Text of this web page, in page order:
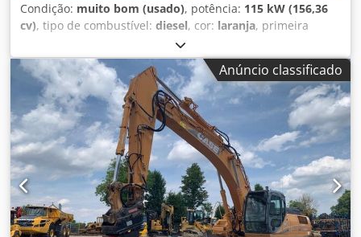
Condição: muito bom (usado), potência: 115 kW (156,36
cv), tipo de combustível: diesel, cor: laranja, primeira
, Ano de fabrico:
funcionamento:15.109 h, Informações Gerais Ano do
modelo: 2012 Número de série: DCH210R5NCEAH2500
Informações Técnicas Número de cilindros: 4 Peso próprio:
22.600 kg Funcional Largura de trabalho: 300 cm
Certificação CE: sim Estado Estado técnico: muito bom
Estado visual: muito bom Informações Financeiras Preço:
Sob consulta Garantia Garantia: De primeira mão, histórico
de manutenção completo, pronto para uso imediato! - 80%
do trem de rodas com correntes - Inclui 3 baldes: 1300
mm, 450 mm e 2000 mm para limpeza de valas Crsdpfx
Aloy En Ndsfjf - Opcional com SISTEMA 3D TOPCON 2021
Anúncio classificado